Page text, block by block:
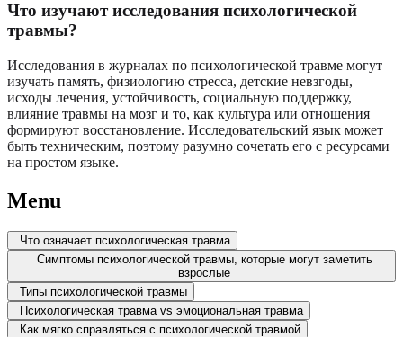
Что изучают исследования психологической
травмы?
Исследования в журналах по психологической травме могут
изучать память, физиологию стресса, детские невзгоды,
исходы лечения, устойчивость, социальную поддержку,
влияние травмы на мозг и то, как культура или отношения
формируют восстановление. Исследовательский язык может
быть техническим, поэтому разумно сочетать его с ресурсами
на простом языке.
Menu
Что означает психологическая травма
Симптомы психологической травмы, которые могут заметить
взрослые
Типы психологической травмы
Психологическая травма vs эмоциональная травма
Как мягко справляться с психологической травмой